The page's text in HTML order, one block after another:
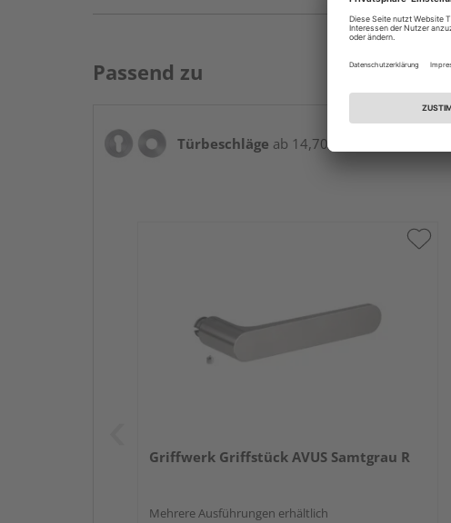
Passend zu
Türbeschläge ab 14,70 € / Stk.
Griffwerk Griffstück AVUS Samtgrau R
Mehrere Ausführungen erhältlich